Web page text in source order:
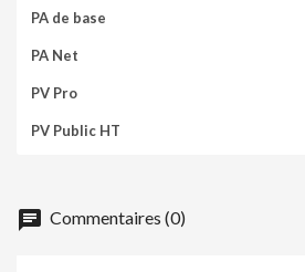
chat Commentaires (0)